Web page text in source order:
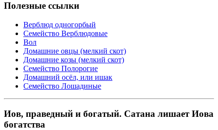
Полезные ссылки
Верблюд одногорбый
Семейство Верблюдовые
Вол
Домашние овцы (мелкий скот)
Домашние козы (мелкий скот)
Семейство Полорогие
Домашний осёл, или ишак
Семейство Лошадиные
Иов, праведный и богатый. Сатана лишает Иова
богатства